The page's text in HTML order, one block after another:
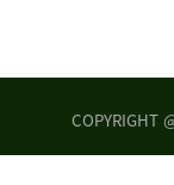
COPYRIGHT